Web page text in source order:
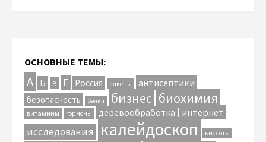
ОСНОВНЫЕ ТЕМЫ:
А Б В Г Россия алкены антисептики
безопасность белки бизнес биохимия
витамины гормоны деревообработка интернет
исследования калейдоскоп кислоты